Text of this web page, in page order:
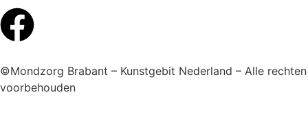
©Mondzorg Brabant – Kunstgebit Nederland – Alle rechten
voorbehouden